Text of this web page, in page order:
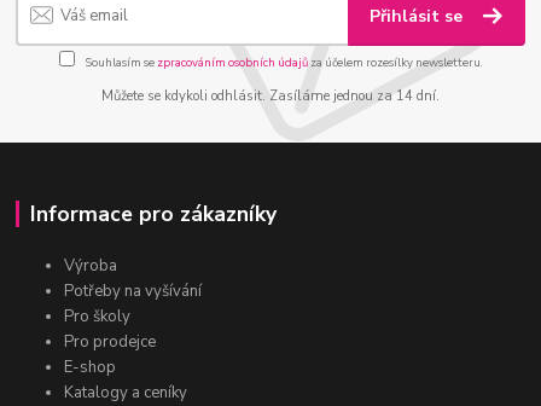
Přihlásit se
Souhlasím se zpracováním osobních údajůza účelem rozesílky newsletteru.
Můžete se kdykoli odhlásit. Zasíláme jednou za 14 dní.
Informace pro zákazníky
Výroba
Potřeby na vyšívání
Pro školy
Pro prodejce
E-shop
Katalogy a ceníky